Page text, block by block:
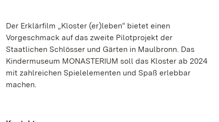
Der Erklärfilm „Kloster (er)leben“ bietet einen
Vorgeschmack auf das zweite Pilotprojekt der
Staatlichen Schlösser und Gärten in Maulbronn. Das
Kindermuseum MONASTERIUM soll das Kloster ab 2024
mit zahlreichen Spielelementen und Spaß erlebbar
machen.